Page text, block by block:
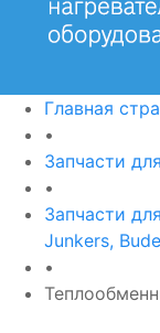
Главная
•
Запчасти
•
Запчасти
Junkers,
•